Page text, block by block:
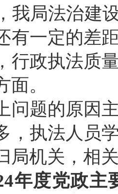
我局法治建
有一定的差
行政执法质
面。
问题的原因
，执法人员
局机关，相
年度党政